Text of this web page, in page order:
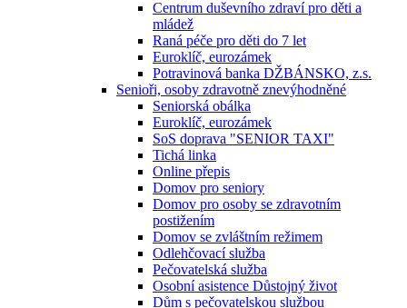
Centrum duševního zdraví pro děti a
mládež
Raná péče pro děti do 7 let
Euroklíč, eurozámek
Potravinová banka DŽBÁNSKO, z.s.
Senioři, osoby zdravotně znevýhodněné
Seniorská obálka
Euroklíč, eurozámek
SoS doprava "SENIOR TAXI"
Tichá linka
Online přepis
Domov pro seniory
Domov pro osoby se zdravotním
postižením
Domov se zvláštním režimem
Odlehčovací služba
Pečovatelská služba
Osobní asistence Důstojný život
Dům s pečovatelskou službou